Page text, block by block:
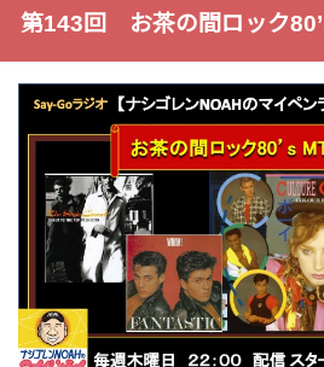
第143回 お茶の間ロック